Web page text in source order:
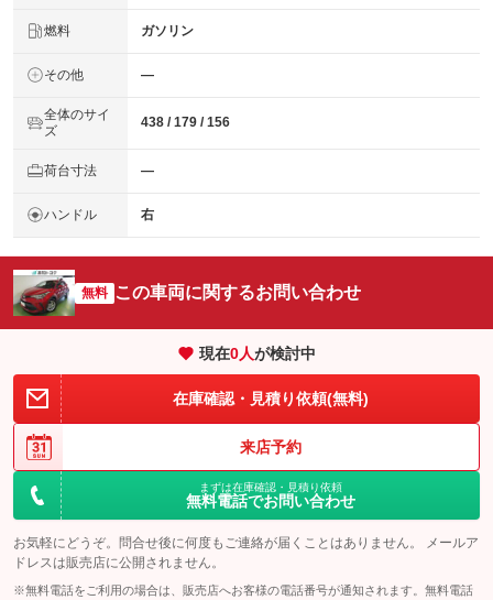
燃料 ガソリン
その他 ―
全体のサイ
ズ
438 / 179 / 156
荷台寸法 ―
ハンドル 右
無料 この車両に関するお問い合わせ
現在0人が検討中
在庫確認・見積り依頼(無料)
来店予約
まずは在庫確認・見積り依頼
無料電話でお問い合わせ
お気軽にどうぞ。問合せ後に何度もご連絡が届くことはありません。 メールア
ドレスは販売店に公開されません。
※無料電話をご利用の場合は、販売店へお客様の電話番号が通知されます。無料電話